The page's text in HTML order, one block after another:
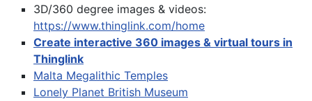
3D/360 degree images & videos:
https://www.thinglink.com/home
Create interactive 360 images & virtual tours in
Thinglink
Malta Megalithic Temples
Lonely Planet British Museum